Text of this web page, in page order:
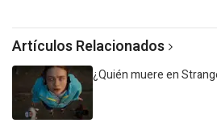
Artículos Relacionados
¿Quién muere en